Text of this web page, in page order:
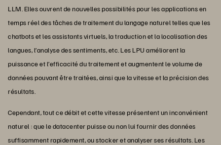
LLM. Elles ouvrent de nouvelles possibilités pour les applications en
temps réel des tâches de traitement du langage naturel telles que les
chatbots et les assistants virtuels, la traduction et la localisation des
langues, l’analyse des sentiments, etc. Les LPU améliorent la
puissance et l’efficacité du traitement et augmentent le volume de
données pouvant être traitées, ainsi que la vitesse et la précision des
résultats.
Cependant, tout ce débit et cette vitesse présentent un inconvénient
naturel : que le datacenter puisse ou non lui fournir des données
suffisamment rapidement, ou stocker et analyser ses résultats. Les